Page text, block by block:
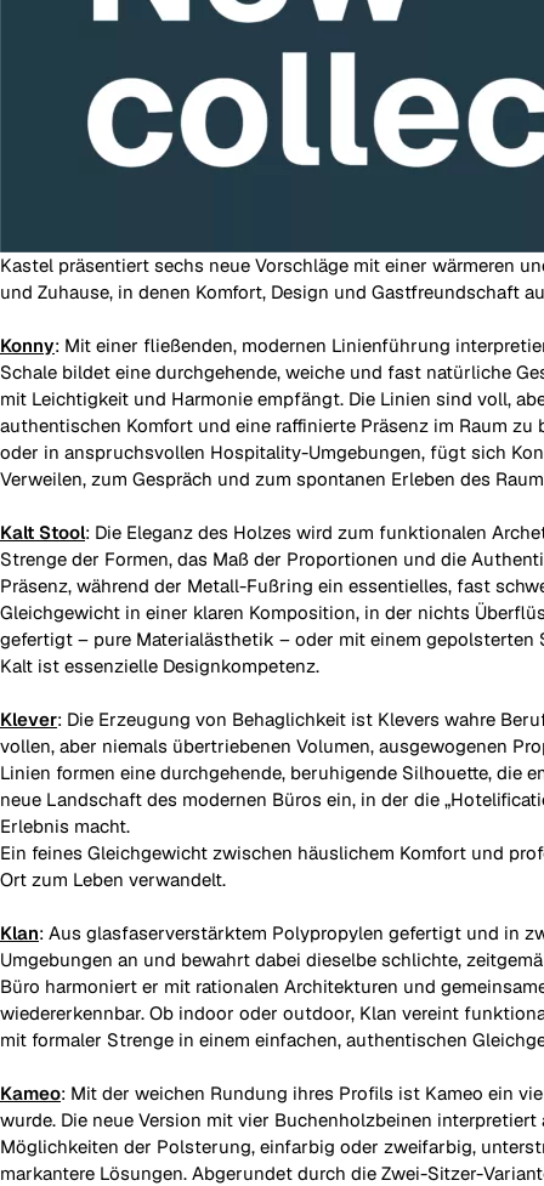
Kastel präsentiert sechs neue Vorschläge mit einer wärmeren
und Zuhause, in denen Komfort, Design und Gastfreundschaft
Konny: Mit einer fließenden, modernen Linienführung
Schale bildet eine durchgehende, weiche und fast natürliche
mit Leichtigkeit und Harmonie empfängt. Die Linien sind voll,
authentischen Komfort und eine raffinierte Präsenz im Raum
oder in anspruchsvollen Hospitality-Umgebungen, fügt sich
Verweilen, zum Gespräch und zum spontanen Erleben des
Kalt Stool: Die Eleganz des Holzes wird zum funktionalen
Strenge der Formen, das Maß der Proportionen und die
Präsenz, während der Metall-Fußring ein essentielles, fast
Gleichgewicht in einer klaren Komposition, in der nichts
gefertigt – pure Materialästhetik – oder mit einem gepolsterten
Kalt ist essenzielle Designkompetenz.
Klever: Die Erzeugung von Behaglichkeit ist Klevers wahre
vollen, aber niemals übertriebenen Volumen, ausgewogenen
Linien formen eine durchgehende, beruhigende Silhouette,
neue Landschaft des modernen Büros ein, in der die
Erlebnis macht.
Ein feines Gleichgewicht zwischen häuslichem Komfort und
Ort zum Leben verwandelt.
Klan: Aus glasfaserverstärktem Polypropylen gefertigt und in
Umgebungen an und bewahrt dabei dieselbe schlichte,
Büro harmoniert er mit rationalen Architekturen und
wiedererkennbar. Ob indoor oder outdoor, Klan vereint
mit formaler Strenge in einem einfachen, authentischen
Kameo: Mit der weichen Rundung ihres Profils ist Kameo ein
wurde. Die neue Version mit vier Buchenholzbeinen
Möglichkeiten der Polsterung, einfarbig oder zweifarbig,
markantere Lösungen. Abgerundet durch die Zwei-Sitzer-